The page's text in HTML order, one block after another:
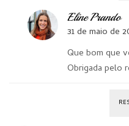
Eline Prando
31 de maio de
Que bom que
Obrigada pelo